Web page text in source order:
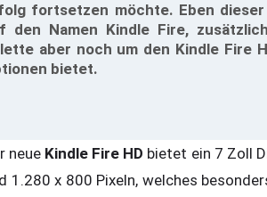
fortsetzen möchte. Eben
den Namen Kindle Fire,
aber noch um den Kindle Fire
bietet.
neue Kindle Fire HD bietet ein 7 Zoll
1.280 x 800 Pixeln, welches